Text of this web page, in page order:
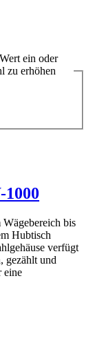
ein oder
zu erhöhen
bis
Hubtisch
verfügt
gezählt und
eine